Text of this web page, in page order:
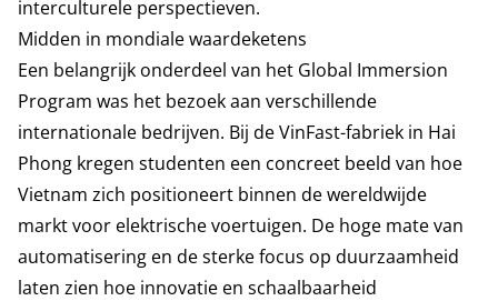
interculturele perspectieven.
Midden in mondiale waardeketens
Een belangrijk onderdeel van het Global Immersion
Program was het bezoek aan verschillende
internationale bedrijven. Bij de VinFast-fabriek in Hai
Phong kregen studenten een concreet beeld van hoe
Vietnam zich positioneert binnen de wereldwijde
markt voor elektrische voertuigen. De hoge mate van
automatisering en de sterke focus op duurzaamheid
laten zien hoe innovatie en schaalbaarheid